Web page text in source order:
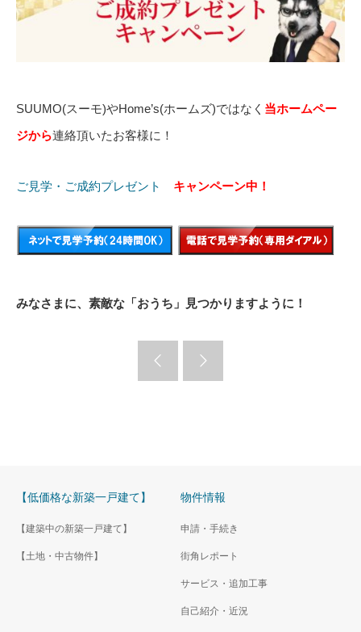
SUUMO(スーモ)やHome’s(ホームズ)ではなく 当ホームペー
ジから連絡頂いたお客様に！
ご見学・ご成約プレゼント キャンペーン中！
みなさまに、素敵な「おうち」見つかりますように！
【低価格な新築一戸建て】
【建築中の新築一戸建て】
【土地・中古物件】
物件情報
申請・手続き
街角レポート
サービス・追加工事
自己紹介・近況